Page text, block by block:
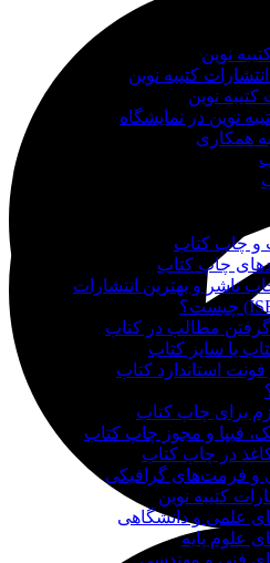
نوین
کتیبه نوین
کتیبه نوین
نوین در نمایشگاه‌
همکاری
و چاپ کتاب
چاپ کتاب
ناشر و بهترین انتشارات
گرفتن مطالب در کتاب
یا سایز کتاب
فونت استاندارد کتاب
برای چاپ کتاب
فیپا و مجوز چاپ کتاب
کاغذ در چاپ کتاب
و فرمت‌های گرافیکی
کتیبه نوین
علمی و دانشگاهی
علوم پایه
فنی و مهندسی